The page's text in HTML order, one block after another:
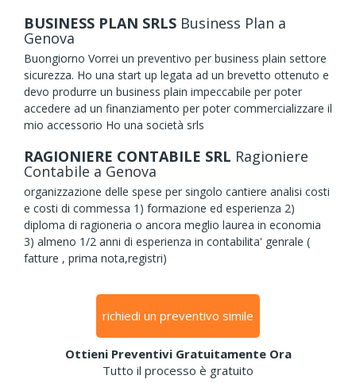
BUSINESS PLAN SRLS Business Plan a
Genova
Buongiorno Vorrei un preventivo per business plain settore
sicurezza. Ho una start up legata ad un brevetto ottenuto e
devo produrre un business plain impeccabile per poter
accedere ad un finanziamento per poter commercializzare il
mio accessorio Ho una società srls
RAGIONIERE CONTABILE SRL Ragioniere
Contabile a Genova
organizzazione delle spese per singolo cantiere analisi costi
e costi di commessa 1) formazione ed esperienza 2)
diploma di ragioneria o ancora meglio laurea in economia
3) almeno 1/2 anni di esperienza in contabilita' genrale (
fatture , prima nota,registri)
richiedi un preventivo simile
Ottieni Preventivi Gratuitamente Ora
Tutto il processo è gratuito